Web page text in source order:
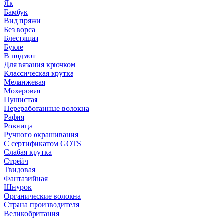
Як
Бамбук
Вид пряжи
Без ворса
Блестящая
Букле
В подмот
Для вязания крючком
Классическая крутка
Меланжевая
Мохеровая
Пушистая
Переработанные волокна
Рафия
Ровница
Ручного окрашивания
С сертификатом GOTS
Слабая крутка
Стрейч
Твидовая
Фантазийная
Шнурок
Органические волокна
Страна производителя
Великобритания